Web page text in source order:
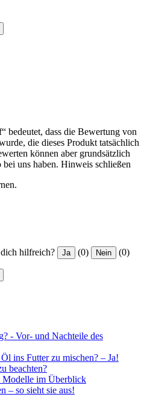
bedeutet, dass die Bewertung von
die dieses Produkt tatsächlich
können aber grundsätzlich
uns haben. Hinweis schließen
hilfreich? Ja (0) Nein (0)
- Vor- und Nachteile des
ins Futter zu mischen? – Ja!
beachten?
Modelle im Überblick
– so sieht sie aus!